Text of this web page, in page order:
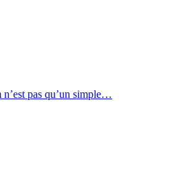
pas qu’un simple…